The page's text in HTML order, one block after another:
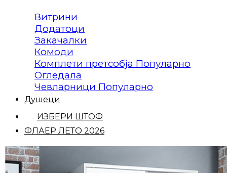
Витрини
Додатоци
Закачалки
Комоди
Комплети претсобја
Огледала
Чевларници
Душеци
ИЗБЕРИ ШТОФ
ФЛАЕР ЛЕТО 2026